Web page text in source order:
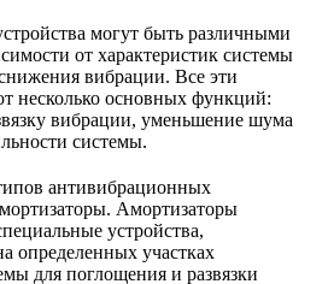
могут быть различными
от характеристик системы
вибрации. Все эти
несколько основных функций:
вибрации, уменьшение шума
системы.
антивибрационных
Амортизаторы
устройства,
определенных участках
для поглощения и развязки